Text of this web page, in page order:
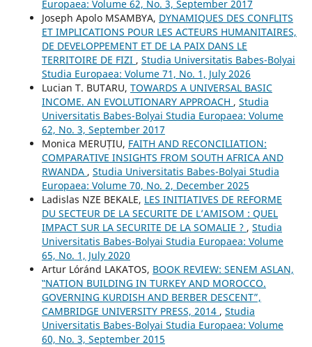
Europaea: Volume 62, No. 3, September 2017
Joseph Apolo MSAMBYA, DYNAMIQUES DES CONFLITS
ET IMPLICATIONS POUR LES ACTEURS HUMANITAIRES,
DE DEVELOPPEMENT ET DE LA PAIX DANS LE
TERRITOIRE DE FIZI , Studia Universitatis Babes-Bolyai
Studia Europaea: Volume 71, No. 1, July 2026
Lucian T. BUTARU, TOWARDS A UNIVERSAL BASIC
INCOME. AN EVOLUTIONARY APPROACH , Studia
Universitatis Babes-Bolyai Studia Europaea: Volume
62, No. 3, September 2017
Monica MERUȚIU, FAITH AND RECONCILIATION:
COMPARATIVE INSIGHTS FROM SOUTH AFRICA AND
RWANDA , Studia Universitatis Babes-Bolyai Studia
Europaea: Volume 70, No. 2, December 2025
Ladislas NZE BEKALE, LES INITIATIVES DE REFORME
DU SECTEUR DE LA SECURITE DE L’AMISOM : QUEL
IMPACT SUR LA SECURITE DE LA SOMALIE ? , Studia
Universitatis Babes-Bolyai Studia Europaea: Volume
65, No. 1, July 2020
Artur Lóránd LAKATOS, BOOK REVIEW: SENEM ASLAN,
‟NATION BUILDING IN TURKEY AND MOROCCO.
GOVERNING KURDISH AND BERBER DESCENT”,
CAMBRIDGE UNIVERSITY PRESS, 2014 , Studia
Universitatis Babes-Bolyai Studia Europaea: Volume
60, No. 3, September 2015